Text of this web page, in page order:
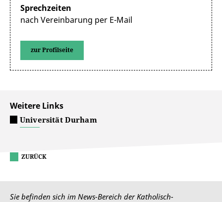
Sprechzeiten
nach Vereinbarung per E-Mail
zur Profilseite
Weitere Links
Universität Durham
ZURÜCK
Sie befinden sich im News-Bereich der Katholisch-